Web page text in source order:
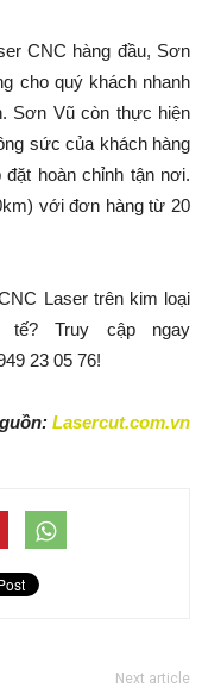
CNC hàng đầu, Sơn
cho quý khách nhanh
Sơn Vũ còn thực hiện
sức của khách hàng
hoàn chỉnh tận nơi.
với đơn hàng từ 20
Laser trên kim loại
tế? Truy cập ngay
23 05 76!
Lasercut.com.vn
Next article